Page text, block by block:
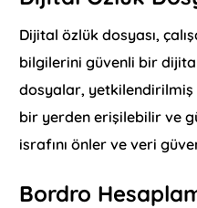
Dijital özlük dosyası,
bilgilerini güvenli bir
dosyalar,
bir yerden erişilebilir ve
israfını önler ve veri
Bordro